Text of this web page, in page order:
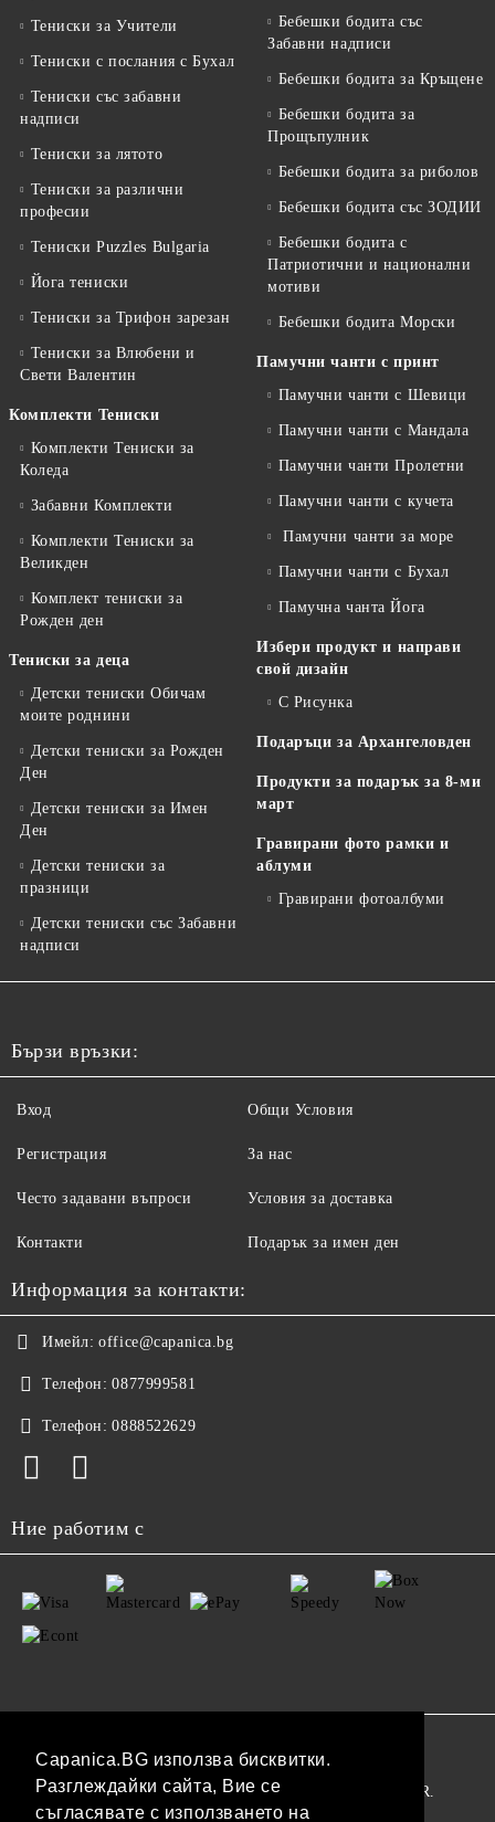
Capanica.BG използва бисквитки.
Разглеждайки сайта, Вие се
съгласявате с използването на
Тениски за Учители
Тениски с послания с Бухал
Тениски със забавни
надписи
Тениски за лятото
Тениски за различни
професии
Тениски Puzzles Bulgaria
Йога тениски
Тениски за Трифон зарезан
Тениски за Влюбени и
Свети Валентин
Комплекти Тениски
Комплекти Тениски за
Коледа
Забавни Комплекти
Комплекти Тениски за
Великден
Комплект тениски за
Рожден ден
Тениски за деца
Детски тениски Обичам
моите роднини
Детски тениски за Рожден
Ден
Детски тениски за Имен
Ден
Детски тениски за
празници
Детски тениски със Забавни
надписи
Бебешки бодита със
Забавни надписи
Бебешки бодита за Кръщене
Бебешки бодита за
Прощъпулник
Бебешки бодита за риболов
Бебешки бодита със ЗОДИИ
Бебешки бодита с
Патриотични и национални
мотиви
Бебешки бодита Морски
Памучни чанти с принт
Памучни чанти с Шевици
Памучни чанти с Мандала
Памучни чанти Пролетни
Памучни чанти с кучета
Памучни чанти за море
Памучни чанти с Бухал
Памучна чанта Йога
Избери продукт и направи
свой дизайн
С Рисунка
Подаръци за Архангеловден
Продукти за подарък за 8-ми
март
Гравирани фото рамки и
аблуми
Гравирани фотоалбуми
Бързи връзки:
Вход
Регистрация
Често задавани въпроси
Контакти
Общи Условия
За нас
Условия за доставка
Подарък за имен ден
Информация за контакти:
Имейл: office@capanica.bg
Телефон: 0877999581
Телефон: 0888522629
Ние работим с
Нашият онлайн магазин е 100% съобразен с GDPR.